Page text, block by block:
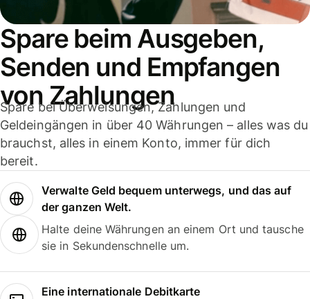
Spare beim Ausgeben,
Senden und Empfangen
von Zahlungen
Spare bei Überweisungen, Zahlungen und
Geldeingängen in über 40 Währungen – alles was du
brauchst, alles in einem Konto, immer für dich
bereit.
Verwalte Geld bequem unterwegs, und das auf
der ganzen Welt.
Halte deine Währungen an einem Ort und tausche
sie in Sekundenschnelle um.
Eine internationale Debitkarte